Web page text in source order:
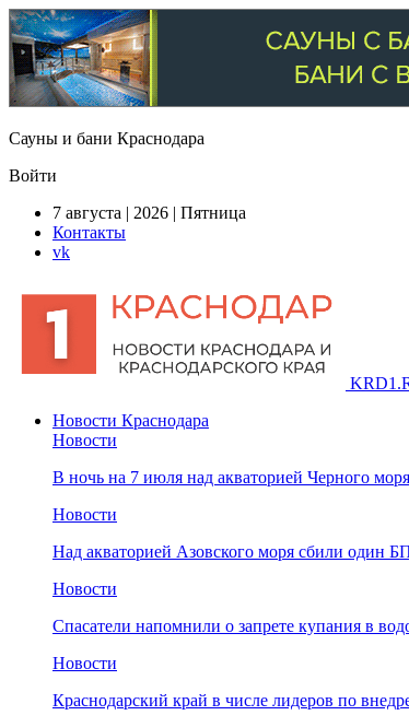
Сауны и бани Краснодара
Войти
7 августа | 2026 | Пятница
Контакты
vk
Новости Краснодара
Новости
В ночь на 7 июля над акваторией Черного
Новости
Над акваторией Азовского моря сбили один
Новости
Спасатели напомнили о запрете купания в
Новости
Краснодарский край в числе лидеров по